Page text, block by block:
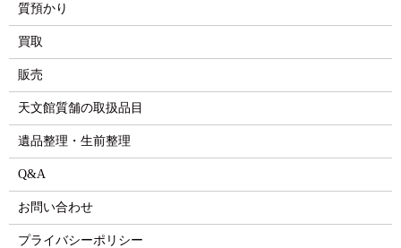
質預かり
買取
販売
天文館質舗の取扱品目
遺品整理・生前整理
Q&A
お問い合わせ
プライバシーポリシー